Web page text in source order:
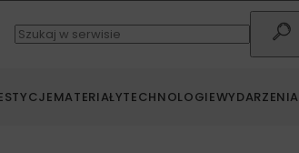
MATERIAŁYTECHNOLOGIEWYDARZENIA